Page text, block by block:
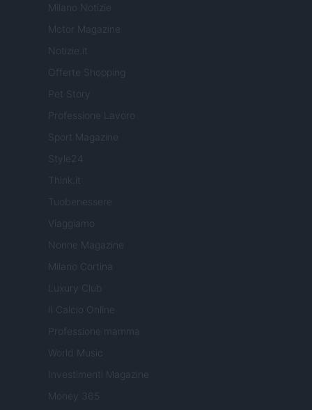
Milano Notizie
Motor Magazine
Notizie.it
Offerte Shopping
Professione Lavoro
Sport Magazine
Style24
Think.it
Tuobenessere
Viaggiamo
Nonne Magazine
Milano Cortina
Luxury Club
Il Calcio Online
Professione mamma
World Music
Investimenti Magazine
Money 365